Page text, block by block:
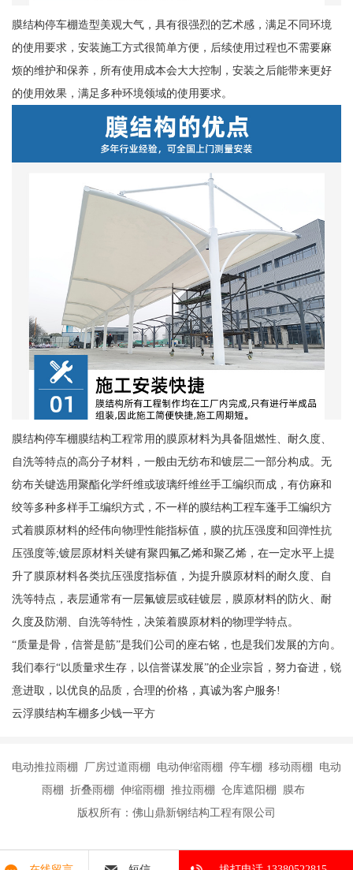
膜结构停车棚造型美观大气，具有很强烈的艺术感，满足不同环境
的使用要求，安装施工方式很简单方便，后续使用过程也不需要麻
烦的维护和保养，所有使用成本会大大控制，安装之后能带来更好
的使用效果，满足多种环境领域的使用要求。
膜结构停车棚膜结构工程常用的膜原材料为具备阻燃性、耐久度、
自洗等特点的高分子材料，一般由无纺布和镀层二一部分构成。无
纺布关键选用聚酯化学纤维或玻璃纤维丝手工编织而成，有仿麻和
绞等多种多样手工编织方式，不一样的膜结构工程车蓬手工编织方
式着膜原材料的经伟向物理性能指标值，膜的抗压强度和回弹性抗
压强度等;镀层原材料关键有聚四氟乙烯和聚乙烯，在一定水平上提
升了膜原材料各类抗压强度指标值，为提升膜原材料的耐久度、自
洗等特点，表层通常有一层氟镀层或硅镀层，膜原材料的防火、耐
久度及防潮、自洗等特性，决策着膜原材料的物理学特点。
“质量是骨，信誉是筋”是我们公司的座右铭，也是我们发展的方向。
我们奉行“以质量求生存，以信誉谋发展”的企业宗旨，努力奋进，锐
意进取，以优良的品质，合理的价格，真诚为客户服务!
云浮膜结构车棚多少钱一平方
电动推拉雨棚 厂房过道雨棚 电动伸缩雨棚 停车棚 移动雨棚 电动
雨棚 折叠雨棚 伸缩雨棚 推拉雨棚 仓库遮阳棚 膜布
版权所有：佛山鼎新钢结构工程有限公司